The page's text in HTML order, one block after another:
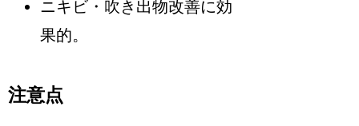
ニキビ・吹き出物改善に効
果的。
注意点